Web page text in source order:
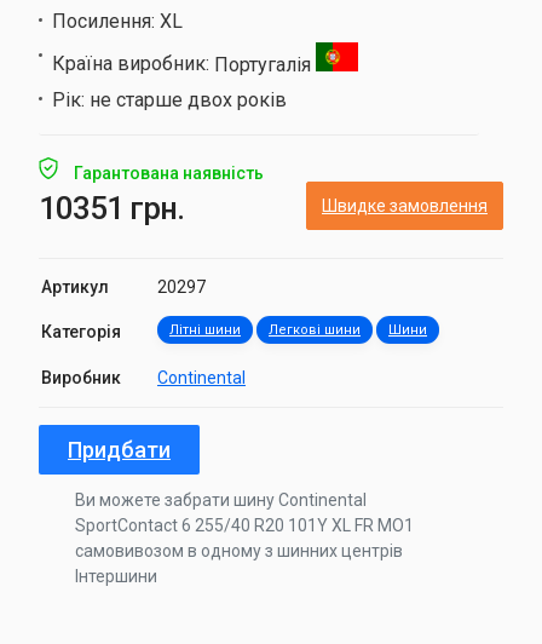
Посилення: XL
Країна виробник: Португалія
Рік: не старше двох років
Гарантована наявність
10351 грн. Швидке замовлення
Артикул 20297
Категорія Літні шини Легкові шини Шини
Виробник Continental
Придбати
Ви можете забрати шину Continental
SportContact 6 255/40 R20 101Y XL FR MO1
самовивозом в одному з шинних центрів
Інтершини